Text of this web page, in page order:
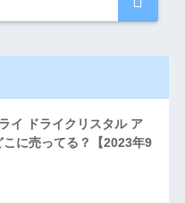
イ ドライクリスタル ア
に売ってる？【2023年9